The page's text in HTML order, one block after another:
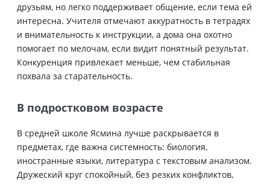
друзьям, но легко поддерживает общение, если тема ей
интересна. Учителя отмечают аккуратность в тетрадях
и внимательность к инструкции, а дома она охотно
помогает по мелочам, если видит понятный результат.
Конкуренция привлекает меньше, чем стабильная
похвала за старательность.
В подростковом возрасте
В средней школе Ясмина лучше раскрывается в
предметах, где важна системность: биология,
иностранные языки, литература с текстовым анализом.
Дружеский круг спокойный, без резких конфликтов,